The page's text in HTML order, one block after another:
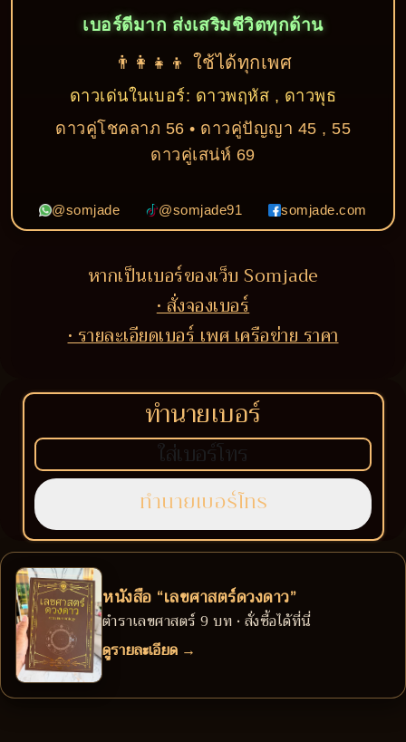
เบอร์ดีมาก ส่งเสริมชีวิตทุกด้าน
👨‍👩‍👧‍👦 ใช้ได้ทุกเพศ
ดาวเด่นในเบอร์: ดาวพฤหัส , ดาวพุธ
ดาวคู่โชคลาภ 56 • ดาวคู่ปัญญา 45 , 55
ดาวคู่เสน่ห์ 69
@somjade @somjade91 somjade.com
หากเป็นเบอร์ของเว็บ Somjade
• สั่งจองเบอร์
• รายละเอียดเบอร์ เพศ เครือข่าย ราคา
ทำนายเบอร์
หนังสือ “เลขศาสตร์ดวงดาว”
ตำราเลขศาสตร์ 9 บท • สั่งซื้อได้ที่นี่
ดูรายละเอียด →